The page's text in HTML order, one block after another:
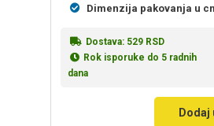
Dimenzija pakovanja u
Dostava: 529 RSD
Rok isporuke do 5 radnih
dana
Dodaj